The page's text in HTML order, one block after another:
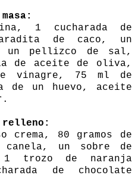
1 cucharada de
de caco, un
un pellizco de sal,
de aceite de oliva,
vinagre, 75 ml de
un huevo, aceite
relleno:
crema, 80 gramos de
canela, un sobre de
trozo de naranja
de chocolate